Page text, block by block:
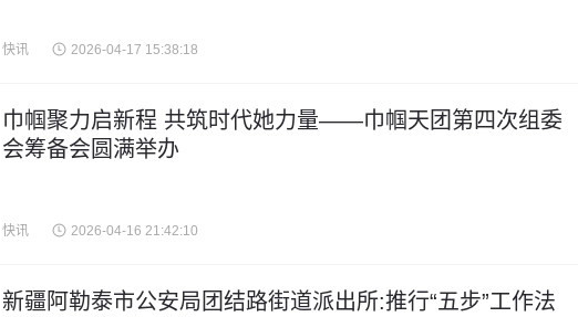
快讯 2026-04-17 15:38:18
巾帼聚力启新程 共筑时代她力量——巾帼天团第四次组委
会筹备会圆满举办
快讯 2026-04-16 21:42:10
新疆阿勒泰市公安局团结路街道派出所:推行“五步”工作法